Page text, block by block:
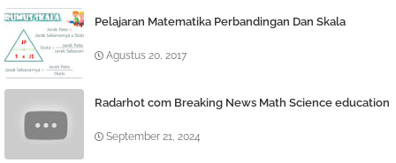
Pelajaran Matematika Perbandingan Dan Skala
Agustus 20, 2017
Radarhot com Breaking News Math Science education
September 21, 2024